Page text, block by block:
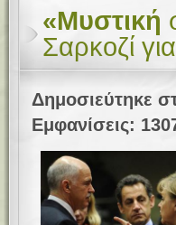
«Μυστική
Σαρκοζί
Δημοσιεύτηκε
Εμφανίσεις: